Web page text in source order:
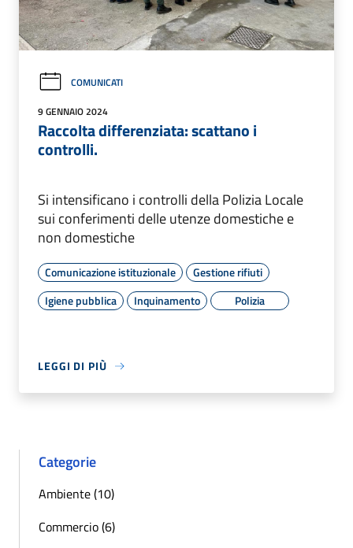
COMUNICATI
9 GENNAIO 2024
Raccolta differenziata: scattano i
controlli.
Si intensificano i controlli della Polizia Locale
sui conferimenti delle utenze domestiche e
non domestiche
Comunicazione istituzionale
Gestione rifiuti
Igiene pubblica
Inquinamento Polizia
LEGGI DI PIÙ
Categorie
Ambiente (10)
Commercio (6)